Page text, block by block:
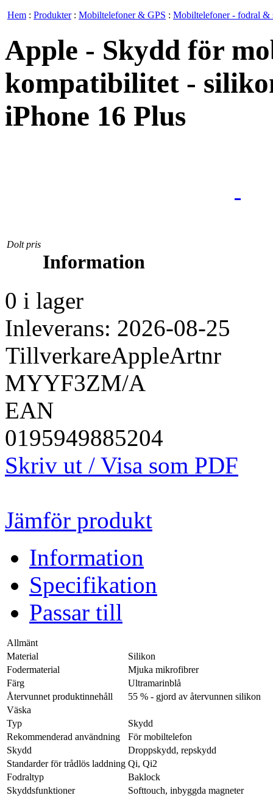
Hem : Produkter: Mobiltelefoner & GPS : Mobiltelefoner - fodral &
Apple - Skydd för
kompatibilitet -
iPhone 16 Plus
Dolt pris
Information
0 i lager
Inleverans: 2026-08-25
TillverkareAppleArtnr
MYYF3ZM/A
EAN
0195949885204
Skriv ut / Visa som PDF
Jämför produkt
Information
Specifikation
Passar till
Allmänt
Material
Silikon
Fodermaterial
Mjuka mikrofibrer
Färg
Ultramarinblå
Återvunnet produktinnehåll
55 % - gjord av återvunnen silikon
Väska
Typ
Skydd
Rekommenderad användning
För mobiltelefon
Skydd
Droppskydd, repskydd
Standarder för trådlös laddning Qi, Qi2
Fodraltyp
Baklock
Skyddsfunktioner
Softtouch, inbyggda magneter